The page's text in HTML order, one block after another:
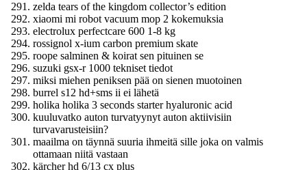
zelda tears of the kingdom collector’s edition
xiaomi mi robot vacuum mop 2 kokemuksia
electrolux perfectcare 600 1-8 kg
rossignol x-ium carbon premium skate
roope salminen & koirat sen pituinen se
suzuki gsx-r 1000 tekniset tiedot
miksi miehen peniksen pää on sienen muotoinen
burrel s12 hd+sms ii ei lähetä
holika holika 3 seconds starter hyaluronic acid
kuuluvatko auton turvatyynyt auton aktiivisiin
turvavarusteisiin?
maailma on täynnä suuria ihmeitä sille joka on valmis
ottamaan niitä vastaan
kärcher hd 6/13 cx plus